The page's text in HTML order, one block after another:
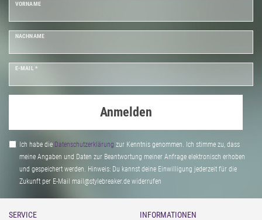
VORNAME
NACHNAME
E-MAIL *
Anmelden
Ich habe die Daten­schutz­erklärung zur Kenntnis genommen. Ich stimme zu, dass
meine Angaben und Daten zur Beantwortung meiner Anfrage elektronisch erhoben
und gespeichert werden. Hinweis: Du kannst deine Einwilligung jederzeit für die
Zukunft per E-Mail mail@stylebreaker.de widerrufen
SERVICE
INFORMATIONEN